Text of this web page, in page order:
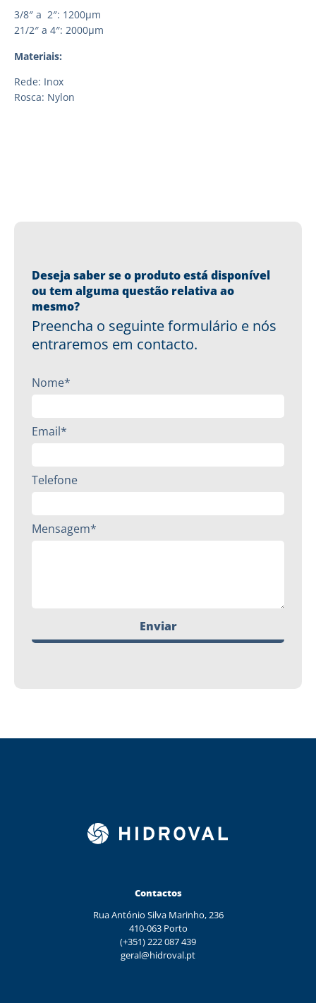
3/8″ a 2″: 1200μm
21/2″ a 4″: 2000μm
Materiais:
Rede: Inox
Rosca: Nylon
Deseja saber se o produto está disponível
ou tem alguma questão relativa ao
mesmo?
Preencha o seguinte formulário e nós
entraremos em contacto.
Nome*
Email*
Telefone
Mensagem*
Enviar
Contactos
Rua António Silva Marinho, 236
410-063 Porto
(+351) 222 087 439
geral@hidroval.pt